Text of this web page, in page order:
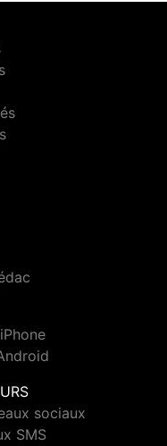
sociaux
SMS